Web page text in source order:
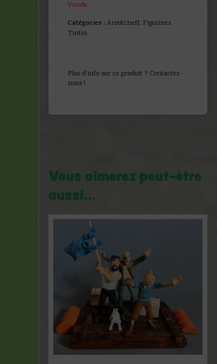
Vendu
Catégories : Aroutcheff, Figurines
Tintin
Plus d'info sur ce produit ? Contactez-
nous !
Vous aimerez peut-être
aussi…